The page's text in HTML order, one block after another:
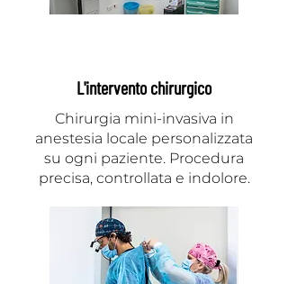
L'intervento chirurgico
Chirurgia mini-invasiva in
anestesia locale personalizzata
su ogni paziente. Procedura
precisa, controllata e indolore.